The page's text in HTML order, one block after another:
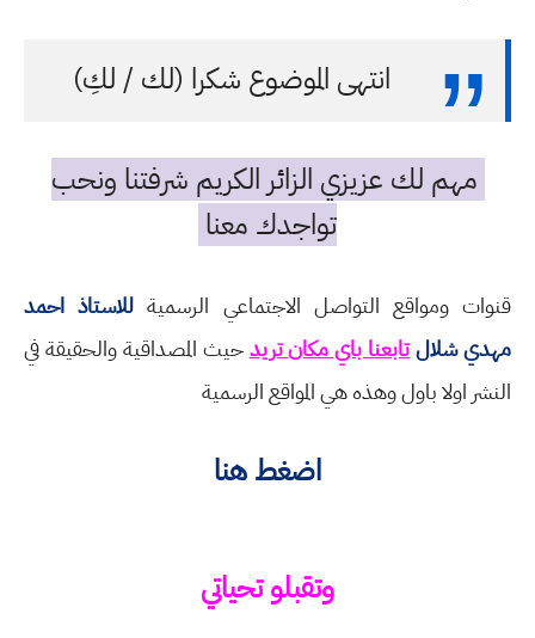
انتهى الموضوع شكرا (لك / لكِ)
مهم لك عزيزي الزائر الكريم شرفتنا ونحب
تواجدك معنا
قنوات ومواقع التواصل الاجتماعي الرسمية للاستاذ احمد
مهدي شلالتابعنا باي مكان تريدحيث المصداقية والحقيقة في
النشر اولا باول وهذه هي المواقع الرسمية
اضغط هنا
وتقبلو تحياتي